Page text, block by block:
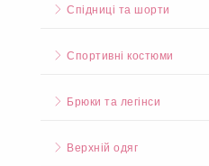
Спідниці та шорти
Спортивні костюми
Брюки та легінси
Верхній одяг